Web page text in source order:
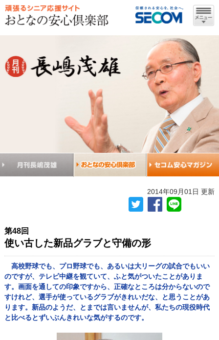
2014年09月01日 更新
第48回
使い古した新品グラブと守備の形
高校野球でも、プロ野球でも、あるいは大リーグの試合でもいい
のですが、テレビ中継を観ていて、ふと気がついたことがありま
す。画面を通しての印象ですから、正確なところは分からないので
すけれど、選手が使っているグラブがきれいだな、と思うことがあ
ります。新品のようだ、とまでは言いませんが、私たちの現役時代
と比べるとずいぶんきれいな気がするのです。